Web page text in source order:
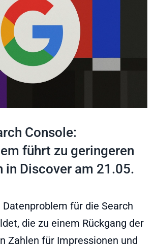
Console:
führt zu geringeren
in Discover am 21.05.
Datenproblem für die Search
die zu einem Rückgang der
Zahlen für Impressionen und